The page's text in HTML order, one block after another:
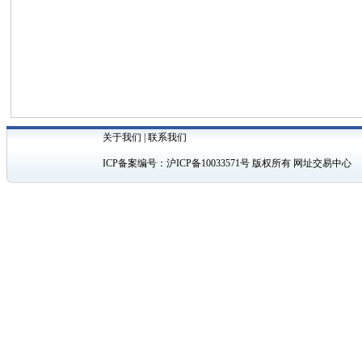
关于我们 |联系我们
ICP备案编号：沪ICP备10033571号 版权所有 网址交易中心